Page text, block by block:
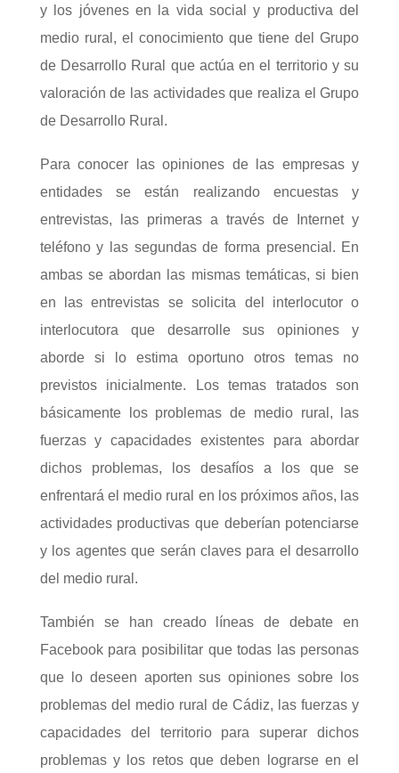
y los jóvenes en la vida social y productiva del
medio rural, el conocimiento que tiene del Grupo
de Desarrollo Rural que actúa en el territorio y su
valoración de las actividades que realiza el Grupo
de Desarrollo Rural.
Para conocer las opiniones de las empresas y
entidades se están realizando encuestas y
entrevistas, las primeras a través de Internet y
teléfono y las segundas de forma presencial. En
ambas se abordan las mismas temáticas, si bien
en las entrevistas se solicita del interlocutor o
interlocutora que desarrolle sus opiniones y
aborde si lo estima oportuno otros temas no
previstos inicialmente. Los temas tratados son
básicamente los problemas de medio rural, las
fuerzas y capacidades existentes para abordar
dichos problemas, los desafíos a los que se
enfrentará el medio rural en los próximos años, las
actividades productivas que deberían potenciarse
y los agentes que serán claves para el desarrollo
del medio rural.
También se han creado líneas de debate en
Facebook para posibilitar que todas las personas
que lo deseen aporten sus opiniones sobre los
problemas del medio rural de Cádiz, las fuerzas y
capacidades del territorio para superar dichos
problemas y los retos que deben lograrse en el